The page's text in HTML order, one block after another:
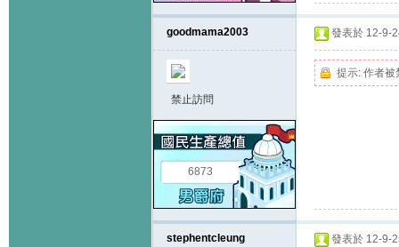
goodmama2003
禁止訪問
6873
發表於 12-9-
提示: 作者被
stephentcleung 發表於 12-9-